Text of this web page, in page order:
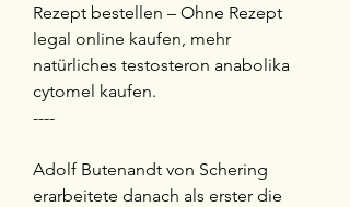
Rezept bestellen – Ohne Rezept
legal online kaufen, mehr
natürliches testosteron anabolika
cytomel kaufen.
----
Adolf Butenandt von Schering
erarbeitete danach als erster die